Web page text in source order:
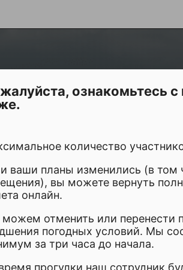
Центр на
—
– 15:00
GARAGE
ознакомьтесь
количество
ваши планы изменились (в том
вы можете вернуть
онлайн.
отменить или перенести
погодных условий. Мы
за три часа до начала.
прогулки наш сотрудник